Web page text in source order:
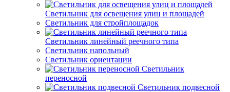
Светильник для освещения улиц и площадей
Светильник для стройплощадок
Светильник линейный реечного типа
Светильник напольный
Светильник ориентации
Светильник
переносной
Светильник подвесной